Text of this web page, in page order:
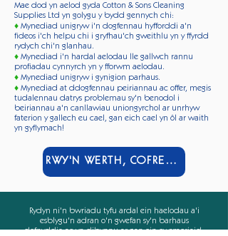
Mae dod yn aelod gyda Cotton & Sons Cleaning
Supplies Ltd yn golygu y bydd gennych chi:
♦ Mynediad unigryw i'n dogfennau hyfforddi a'n
fideos i'ch helpu chi i gryfhau'ch gweithlu yn y ffyrdd
rydych chi'n glanhau.
♦ Mynediad i'n hardal aelodau lle gallwch rannu
profiadau cynnyrch yn y fforwm aelodau.
♦ Mynediad unigryw i gynigion parhaus.
♦ Mynediad at ddogfennau peiriannau ac offer, megis
tudalennau datrys problemau sy'n benodol i
beiriannau a'n canllawiau uniongyrchol ar unrhyw
faterion y gallech eu cael, gan eich cael yn ôl ar waith
yn gyflymach!
RWY'N WERTH, COFRESTRWCH FI
Rydyn ni'n bwriadu tyfu ardal ein haelodau a'i
esblygu'n adran o'n gwefan sy'n barhaus
defnyddio ac yn dibynnu ar gan ein cwsmeriaid.